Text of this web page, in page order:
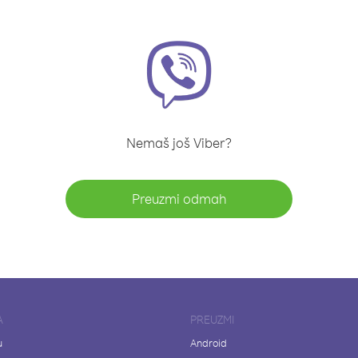
Nemaš još Viber?
Preuzmi odmah
PREUZMI
Android